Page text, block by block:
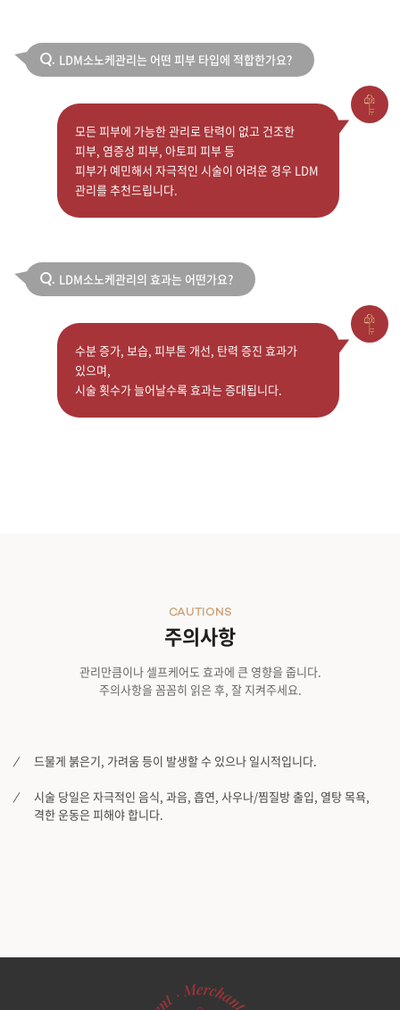
Q. LDM소노케관리는 어떤 피부 타입에 적합한가요?
모든 피부에 가능한 관리로 탄력이 없고 건조한
피부, 염증성 피부, 아토피 피부 등
피부가 예민해서 자극적인 시술이 어려운 경우 LDM
관리를 추천드립니다.
Q. LDM소노케관리의 효과는 어떤가요?
수분 증가, 보습, 피부톤 개선, 탄력 증진 효과가
있으며,
시술 횟수가 늘어날수록 효과는 증대됩니다.
주의사항
CAUTIONS
관리만큼이나 셀프케어도 효과에 큰 영향을 줍니다.
주의사항을 꼼꼼히 읽은 후, 잘 지켜주세요.
드물게 붉은기, 가려움 등이 발생할 수 있으나 일시적입니다.
시술 당일은 자극적인 음식, 과음, 흡연, 사우나/찜질방 출입, 열탕 목욕,
격한 운동은 피해야 합니다.